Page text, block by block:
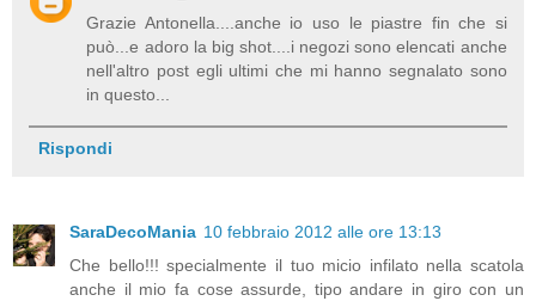
Grazie Antonella....anche io uso le piastre fin che si
può...e adoro la big shot....i negozi sono elencati anche
nell'altro post egli ultimi che mi hanno segnalato sono
in questo...
Rispondi
SaraDecoMania 10 febbraio 2012 alle ore 13:13
Che bello!!! specialmente il tuo micio infilato nella scatola
anche il mio fa cose assurde, tipo andare in giro con un